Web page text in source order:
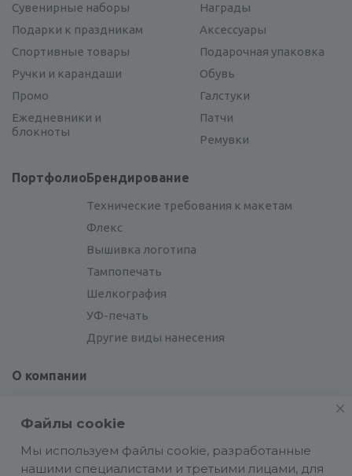
Сувенирные наборы
Подарки к праздникам
Спортивные товары
Ручки и карандаши
Промо
Ежедневники и
блокноты
Награды
Аксессуары
Подарочная упаковка
Обувь
Галстуки
Патчи
Ремувки
ПортфолиоБрендирование
Технические требования к макетам
Флекс
Вышивка логотипа
Тампопечать
Шелкография
УФ-печать
Другие виды нанесения
О компании
Сотрудники
Сотрудничество
Вакансии
Файлы cookie
Мы используем файлы cookie, разработанные
нашими специалистами и третьими лицами, для